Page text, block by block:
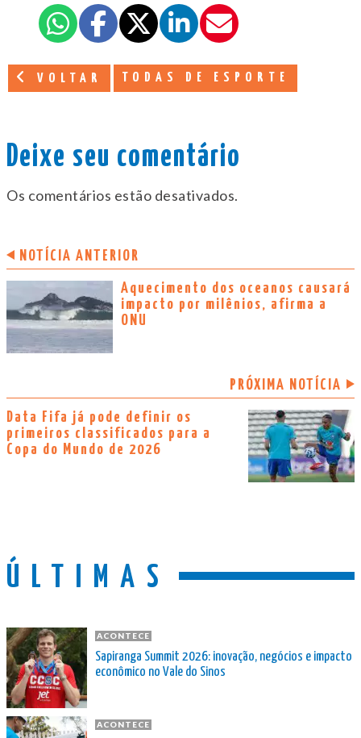
VOLTAR TODAS DE ESPORTE
Deixe seu comentário
Os comentários estão desativados.
NOTÍCIA ANTERIOR
Aquecimento dos oceanos causará
impacto por milênios, afirma a
ONU
PRÓXIMA NOTÍCIA
Data Fifa já pode definir os
primeiros classificados para a
Copa do Mundo de 2026
ÚLTIMAS
ACONTECE
Sapiranga Summit 2026: inovação, negócios e impacto
econômico no Vale do Sinos
ACONTECE